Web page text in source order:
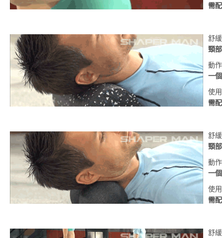
需
舒
頸部
動
一
使
需
舒
頸部
動
一
使
需
舒